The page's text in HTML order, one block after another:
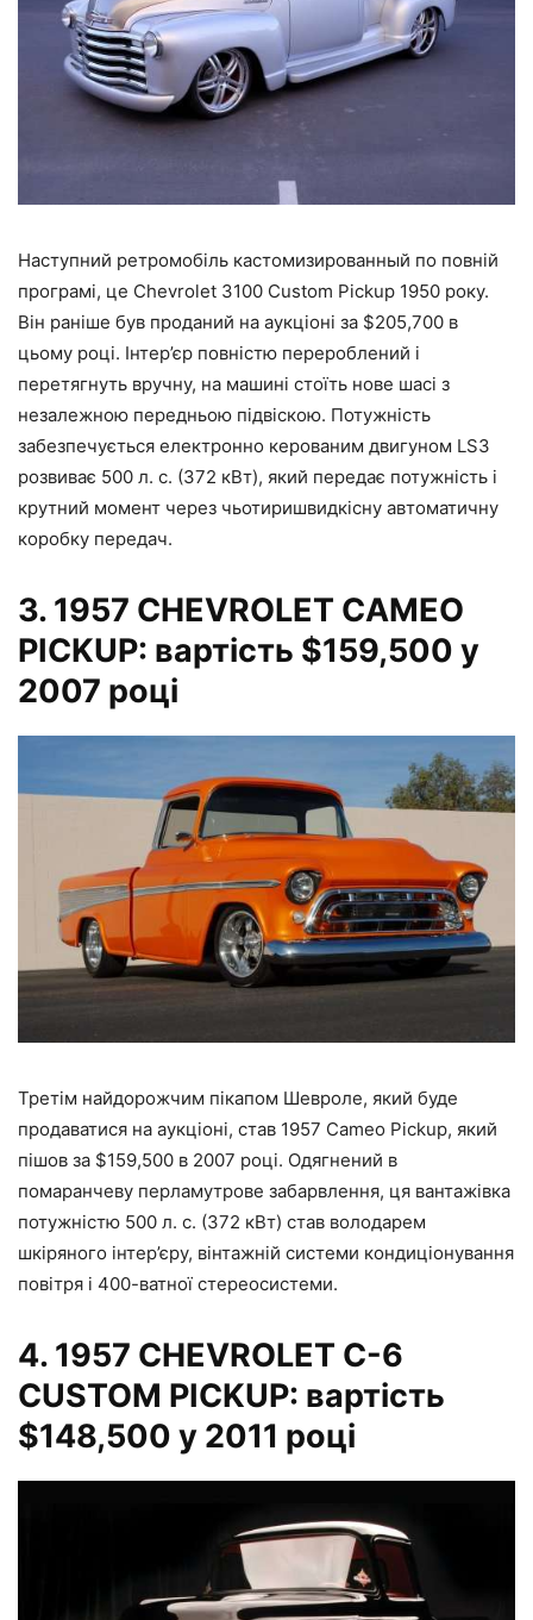
Наступний ретромобіль кастомизированный по повній
програмі, це Chevrolet 3100 Custom Pickup 1950 року.
Він раніше був проданий на аукціоні за $205,700 в
цьому році. Інтер’єр повністю перероблений і
перетягнуть вручну, на машині стоїть нове шасі з
незалежною передньою підвіскою. Потужність
забезпечується електронно керованим двигуном LS3
розвиває 500 л. с. (372 кВт), який передає потужність і
крутний момент через чьотиришвидкісну автоматичну
коробку передач.
3. 1957 CHEVROLET CAMEO
PICKUP: вартість $159,500 у
2007 році
Третім найдорожчим пікапом Шевроле, який буде
продаватися на аукціоні, став 1957 Cameo Pickup, який
пішов за $159,500 в 2007 році. Одягнений в
помаранчеву перламутрове забарвлення, ця вантажівка
потужністю 500 л. с. (372 кВт) став володарем
шкіряного інтер’єру, вінтажній системи кондиціонування
повітря і 400-ватної стереосистеми.
4. 1957 CHEVROLET C-6
CUSTOM PICKUP: вартість
$148,500 у 2011 році